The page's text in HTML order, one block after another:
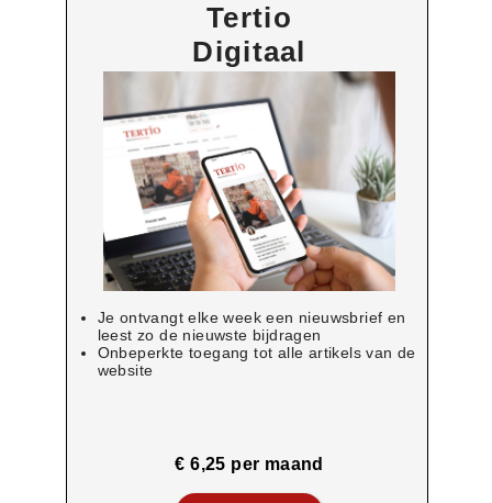
Tertio
Digitaal
Je ontvangt elke week een nieuwsbrief en
leest zo de nieuwste bijdragen
Onbeperkte toegang tot alle artikels van de
website
€ 6,25 per maand